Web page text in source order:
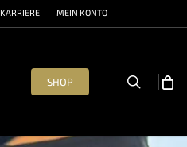
KARRIERE MEIN KONTO
SHOP search